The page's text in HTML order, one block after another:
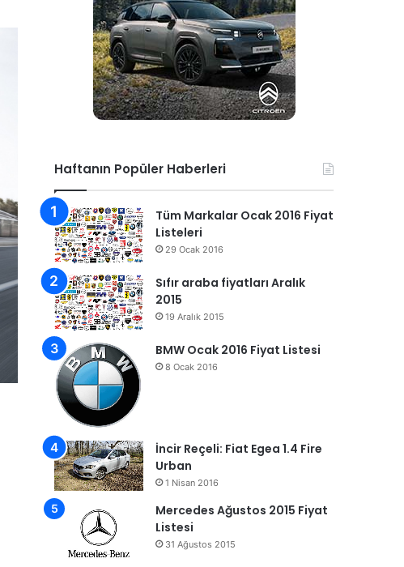
Haftanın Popüler Haberleri
Tüm Markalar Ocak 2016 Fiyat
Listeleri
29 Ocak 2016
Sıfır araba fiyatları Aralık
2015
19 Aralık 2015
BMW Ocak 2016 Fiyat Listesi
8 Ocak 2016
İncir Reçeli: Fiat Egea 1.4 Fire
Urban
1 Nisan 2016
Mercedes Ağustos 2015 Fiyat
Listesi
31 Ağustos 2015